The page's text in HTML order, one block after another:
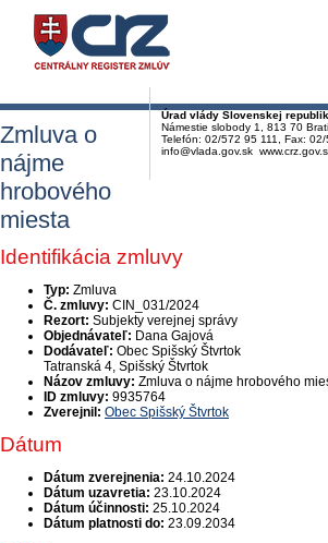
Úrad vlády Slovenskej
Námestie slobody 1, 813 70
Telefón: 02/572 95 111, Fax:
info@vlada.gov.sk
Zmluva o
nájme
hrobového
miesta
Identifikácia zmluvy
Typ: Zmluva
Č. zmluvy: CIN_031/2024
Rezort: Subjekty verejnej správy
Objednávateľ: Dana Gajová
Dodávateľ: Obec Spišský Štvrtok
Tatranská 4, Spišský Štvrtok
Názov zmluvy: Zmluva o nájme hrobového
ID zmluvy: 9935764
Zverejnil: Obec Spišský Štvrtok
Dátum
Dátum zverejnenia: 24.10.2024
Dátum uzavretia: 23.10.2024
Dátum účinnosti: 25.10.2024
Dátum platnosti do: 23.09.2034